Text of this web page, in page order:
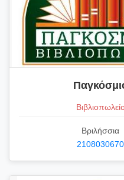
Βριλήσσια
2108030670